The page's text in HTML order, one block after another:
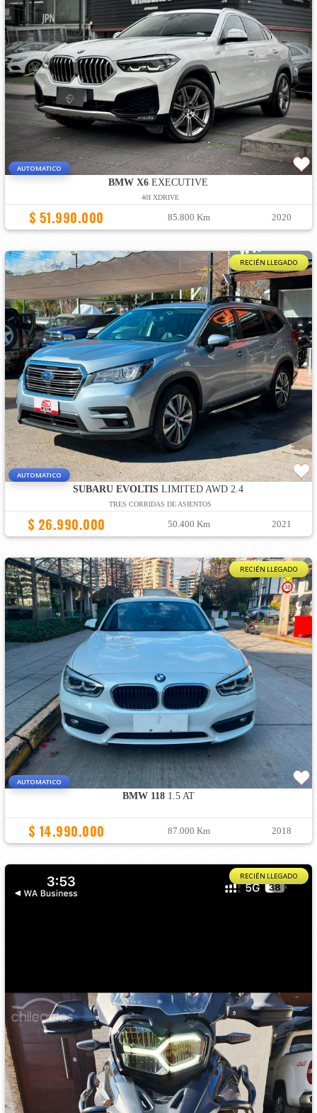
AUTOMATICO
BMW X6 EXECUTIVE
40I XDRIVE
$ 51.990.000 85.800 Km 2020
RECIÉN LLEGADO
AUTOMATICO
SUBARU EVOLTIS LIMITED AWD 2.4
TRES CORRIDAS DE ASIENTOS
$ 26.990.000 50.400 Km 2021
RECIÉN LLEGADO
AUTOMATICO
BMW 1181.5 AT
$ 14.990.000 87.000 Km 2018
RECIÉN LLEGADO